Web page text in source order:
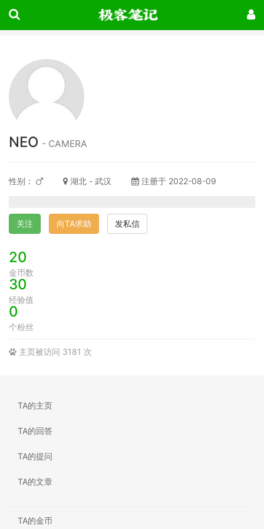
NEO - CAMERA
性别： 湖北 - 武汉 注册于 2022-08-09
关注 向TA求助 发私信
20
金币数
30
经验值
0
个粉丝
主页被访问 3181 次
TA的主页
TA的回答
TA的提问
TA的文章
TA的金币